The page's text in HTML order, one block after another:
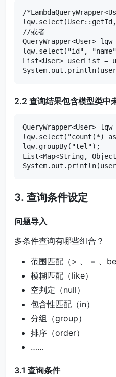
/
//或者
QueryWrapper<User>
lqw.select("id",
List<User> userList =
2.2 查询结果包含模型类中
QueryWrapper<User>
lqw.select("count(*)
lqw.groupBy("tel");
List<Map<String,
3. 查询条件设定
问题导入
多条件查询有哪些组合？
范围匹配（> 、 = 、
模糊匹配（like）
空判定（null）
包含性匹配（in）
分组（group）
排序（order）
……
3.1 查询条件